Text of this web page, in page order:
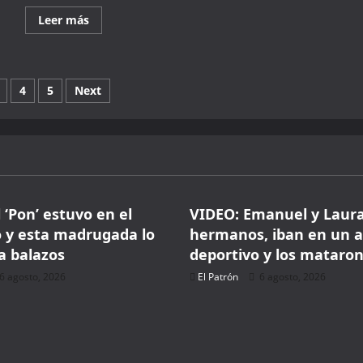
Leer másRead
more
policía
de
abuso;
4 5 Next
‘Pon’ estuvo en el
y esta madrugada lo
balazos
6 agosto, 2026
VIDEO: Emanuel y
hermanos, iban en un
deportivo y los mataron
El Patrón 6 agosto, 2026